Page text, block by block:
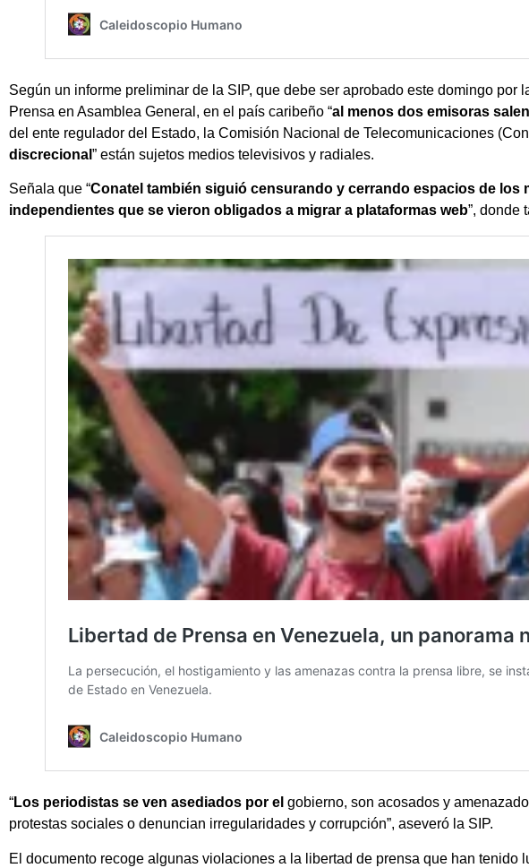
Según un informe preliminar de la SIP, que debe ser aprobado este domingo por
Prensa en Asamblea General, en el país caribeño “al menos dos emisoras
del ente regulador del Estado, la Comisión Nacional de Telecomunicaciones
discrecional ” están sujetos medios televisivos y radiales.
Señala que “Conatel también siguió censurando y cerrando espacios de los
independientes que se vieron obligados a migrar a plataformas web”, donde
“Los periodistas se ven asediados por el gobierno, son acosados y
protestas sociales o denuncian irregularidades y corrupción”, aseveró la SIP.
El documento recoge algunas violaciones a la libertad de prensa que han tenido